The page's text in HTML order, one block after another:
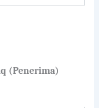
(Penerima)